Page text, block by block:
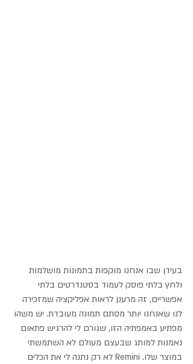
בעידן שבו אנחנו מוקפות בתמונות מושלמות
ולחץ בלתי פוסק לעמוד בסטנדרטים בלתי
אפשריים, זה מרענן לראות אפליקציה שמזכירה
לנו שאנחנו יותר מסתם תמונה מעובדת. יש משהו
מפתיע באמפתיה הזו, שגורם לי להרגיש פתאום
נאמנות למותג שבעצם מעולם לא השתמשתי
במוצר שלו. Remini לא רק נתנה לי את הכלים